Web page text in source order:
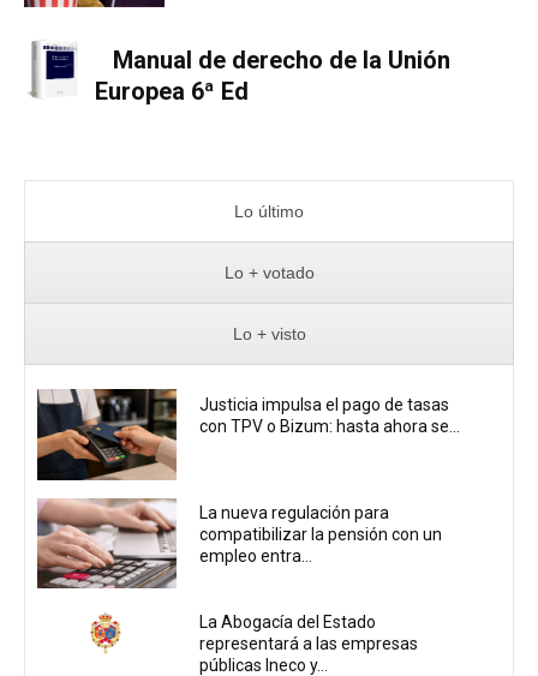
Manual de derecho de la Unión
Europea 6ª Ed
Lo último
Lo + votado
Lo + visto
Justicia impulsa el pago de tasas
con TPV o Bizum: hasta ahora se...
La nueva regulación para
compatibilizar la pensión con un
empleo entra...
La Abogacía del Estado
representará a las empresas
públicas Ineco y...